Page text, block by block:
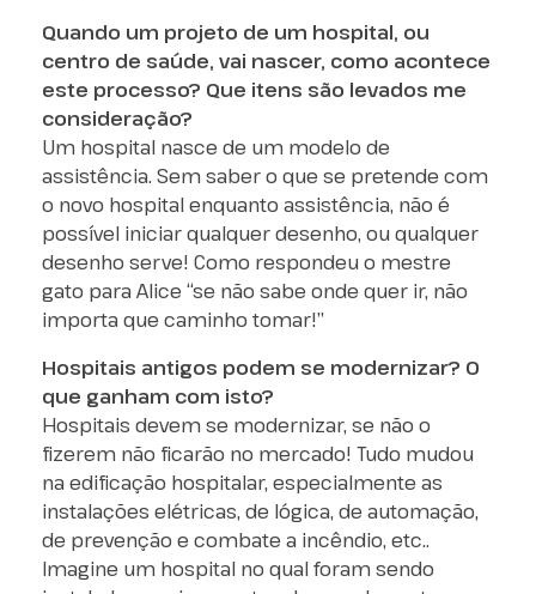
Quando um projeto de um hospital, ou
centro de saúde, vai nascer, como acontece
este processo? Que itens são levados me
consideração?
Um hospital nasce de um modelo de
assistência. Sem saber o que se pretende com
o novo hospital enquanto assistência, não é
possível iniciar qualquer desenho, ou qualquer
desenho serve! Como respondeu o mestre
gato para Alice “se não sabe onde quer ir, não
importa que caminho tomar!”
Hospitais antigos podem se modernizar? O
que ganham com isto?
Hospitais devem se modernizar, se não o
fizerem não ficarão no mercado! Tudo mudou
na edificação hospitalar, especialmente as
instalações elétricas, de lógica, de automação,
de prevenção e combate a incêndio, etc..
Imagine um hospital no qual foram sendo